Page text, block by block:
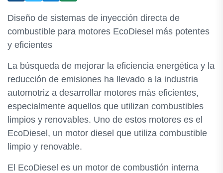
Diseño de sistemas de inyección directa de
combustible para motores EcoDiesel más potentes
y eficientes
La búsqueda de mejorar la eficiencia energética y la
reducción de emisiones ha llevado a la industria
automotriz a desarrollar motores más eficientes,
especialmente aquellos que utilizan combustibles
limpios y renovables. Uno de estos motores es el
EcoDiesel, un motor diesel que utiliza combustible
limpio y renovable.
El EcoDiesel es un motor de combustión interna